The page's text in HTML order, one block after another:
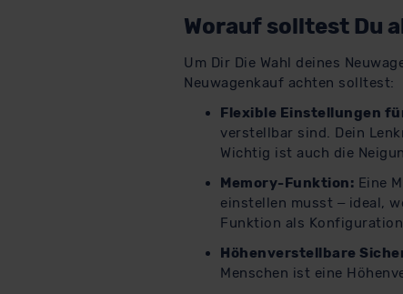
Worauf solltest Du
Um Dir Die Wahl deines
Neuwagenkauf achten solltest:
Flexible Einstellungen
verstellbar sind. Dein
Wichtig ist auch die
Memory-Funktion: Eine
einstellen musst – ideal,
Funktion als
Höhenverstellbare
Menschen ist eine